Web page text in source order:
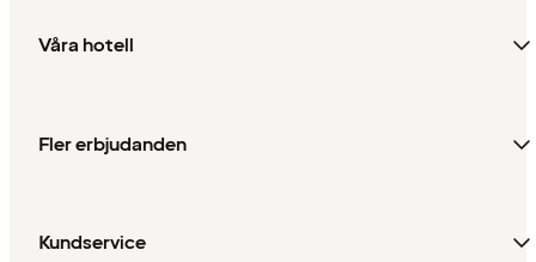
Våra hotell
Fler erbjudanden
Kundservice